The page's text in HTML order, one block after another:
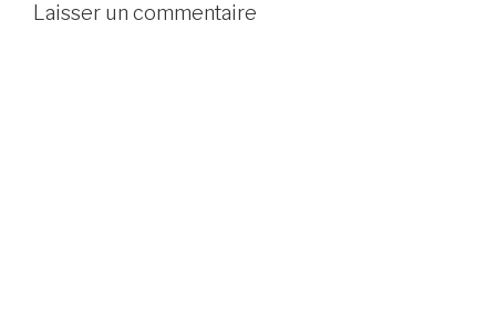
Laisser un commentaire